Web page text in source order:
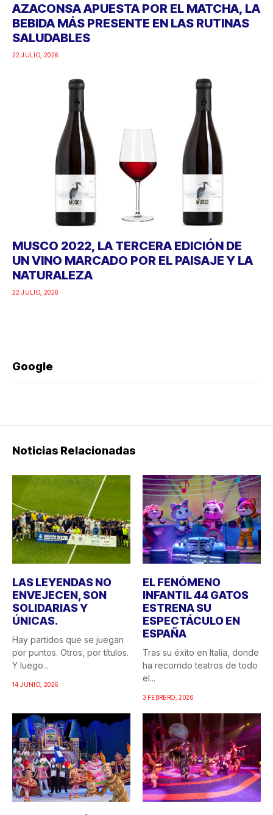
AZACONSA APUESTA POR EL MATCHA, LA
BEBIDA MÁS PRESENTE EN LAS RUTINAS
SALUDABLES
22 JULIO, 2026
MUSCO 2022, LA TERCERA EDICIÓN DE
UN VINO MARCADO POR EL PAISAJE Y LA
NATURALEZA
22 JULIO, 2026
Google
Noticias Relacionadas
LAS LEYENDAS NO
ENVEJECEN, SON
SOLIDARIAS Y
ÚNICAS.
Hay partidos que se juegan
por puntos. Otros, por títulos.
Y luego...
14 JUNIO, 2026
EL FENÓMENO
INFANTIL 44 GATOS
ESTRENA SU
ESPECTÁCULO EN
ESPAÑA
Tras su éxito en Italia, donde
ha recorrido teatros de todo
el...
3 FEBRERO, 2026